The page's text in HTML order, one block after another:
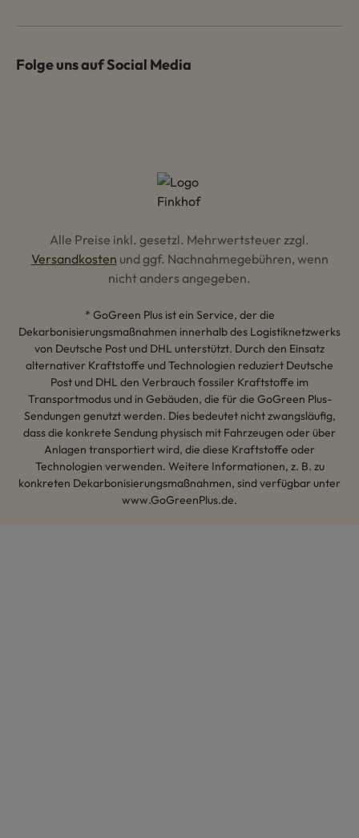
Folge uns auf Social Media
Alle Preise inkl. gesetzl. Mehrwertsteuer zzgl.
Versandkosten und ggf. Nachnahmegebühren, wenn
nicht anders angegeben.
* GoGreen Plus ist ein Service, der die
Dekarbonisierungsmaßnahmen innerhalb des Logistiknetzwerks
von Deutsche Post und DHL unterstützt. Durch den Einsatz
alternativer Kraftstoffe und Technologien reduziert Deutsche
Post und DHL den Verbrauch fossiler Kraftstoffe im
Transportmodus und in Gebäuden, die für die GoGreen Plus-
Sendungen genutzt werden. Dies bedeutet nicht zwangsläufig,
dass die konkrete Sendung physisch mit Fahrzeugen oder über
Anlagen transportiert wird, die diese Kraftstoffe oder
Technologien verwenden. Weitere Informationen, z. B. zu
konkreten Dekarbonisierungsmaßnahmen, sind verfügbar unter
www.GoGreenPlus.de.